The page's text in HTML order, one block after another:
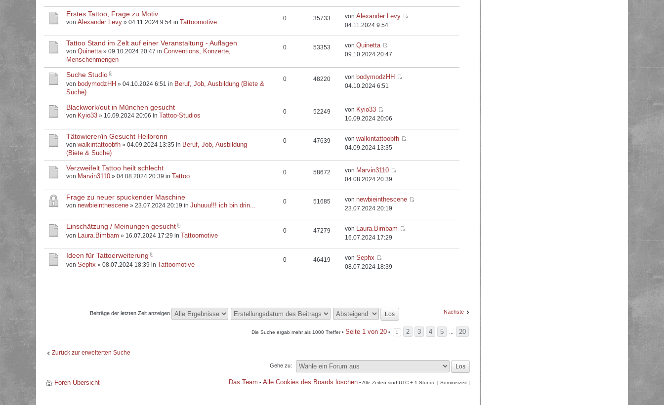
Erstes Tattoo, Frage zu Motiv
von Alexander Levy » 04.11.2024 9:54 in Tattoomotive 0 35733 vonAlexander Levy
04.11.2024 9:54
Tattoo Stand im Zelt auf einer Veranstaltung - Auflagen
von Quinetta» 09.10.2024 20:47 in Conventions, Konzerte,
Menschenmengen
0 53353 vonQuinetta
09.10.2024 20:47
Suche Studio
von bodymodzHH » 04.10.2024 6:51 in Beruf, Job, Ausbildung (Biete &
Suche)
0 48220 von bodymodzHH
04.10.2024 6:51
Blackwork/out in München gesucht
von Kyio33 » 10.09.2024 20:06 in Tattoo-Studios 0 52249 von Kyio33
10.09.2024 20:06
Tätowierer/in Gesucht Heilbronn
von walkintattoobfh » 04.09.2024 13:35 in Beruf, Job, Ausbildung
(Biete & Suche)
0 47639 vonwalkintattoobfh
04.09.2024 13:35
Verzweifelt Tattoo heilt schlecht
von Marvin3110 » 04.08.2024 20:39 in Tattoo 0 58672 von Marvin3110
04.08.2024 20:39
Frage zu neuer spuckender Maschine
von newbieinthescene » 23.07.2024 20:19 in Juhuuu!!! ich bin drin... 0 51685 vonnewbieinthescene
23.07.2024 20:19
Einschätzung / Meinungen gesucht
von Laura.Bimbam » 16.07.2024 17:29 in Tattoomotive
0 47279 von Laura.Bimbam
16.07.2024 17:29
Ideen für Tattoerweiterung
von Sephx » 08.07.2024 18:39 in Tattoomotive
0 46419 vonSephx
08.07.2024 18:39
Nächste
Beiträge der letzten Zeit anzeigen
Die Suche ergab mehr als 1000 Treffer • Seite 1 von 20 • 1 2 3 4 5 20
Zurück zur erweiterten Suche
Gehe zu:
Foren-Übersicht Das Team • Alle Cookies des Boards löschen • Alle Zeiten sind UTC + 1 Stunde [ Sommerzeit ]